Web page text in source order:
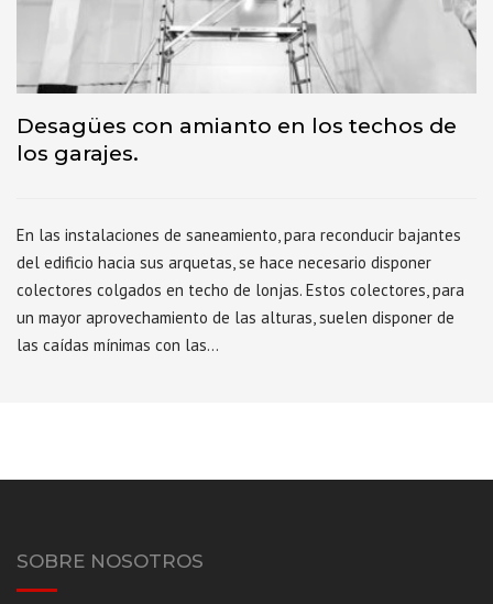
Desagües con amianto en los techos de
los garajes.
En las instalaciones de saneamiento, para reconducir bajantes
del edificio hacia sus arquetas, se hace necesario disponer
colectores colgados en techo de lonjas. Estos colectores, para
un mayor aprovechamiento de las alturas, suelen disponer de
las caídas mínimas con las…
SOBRE NOSOTROS